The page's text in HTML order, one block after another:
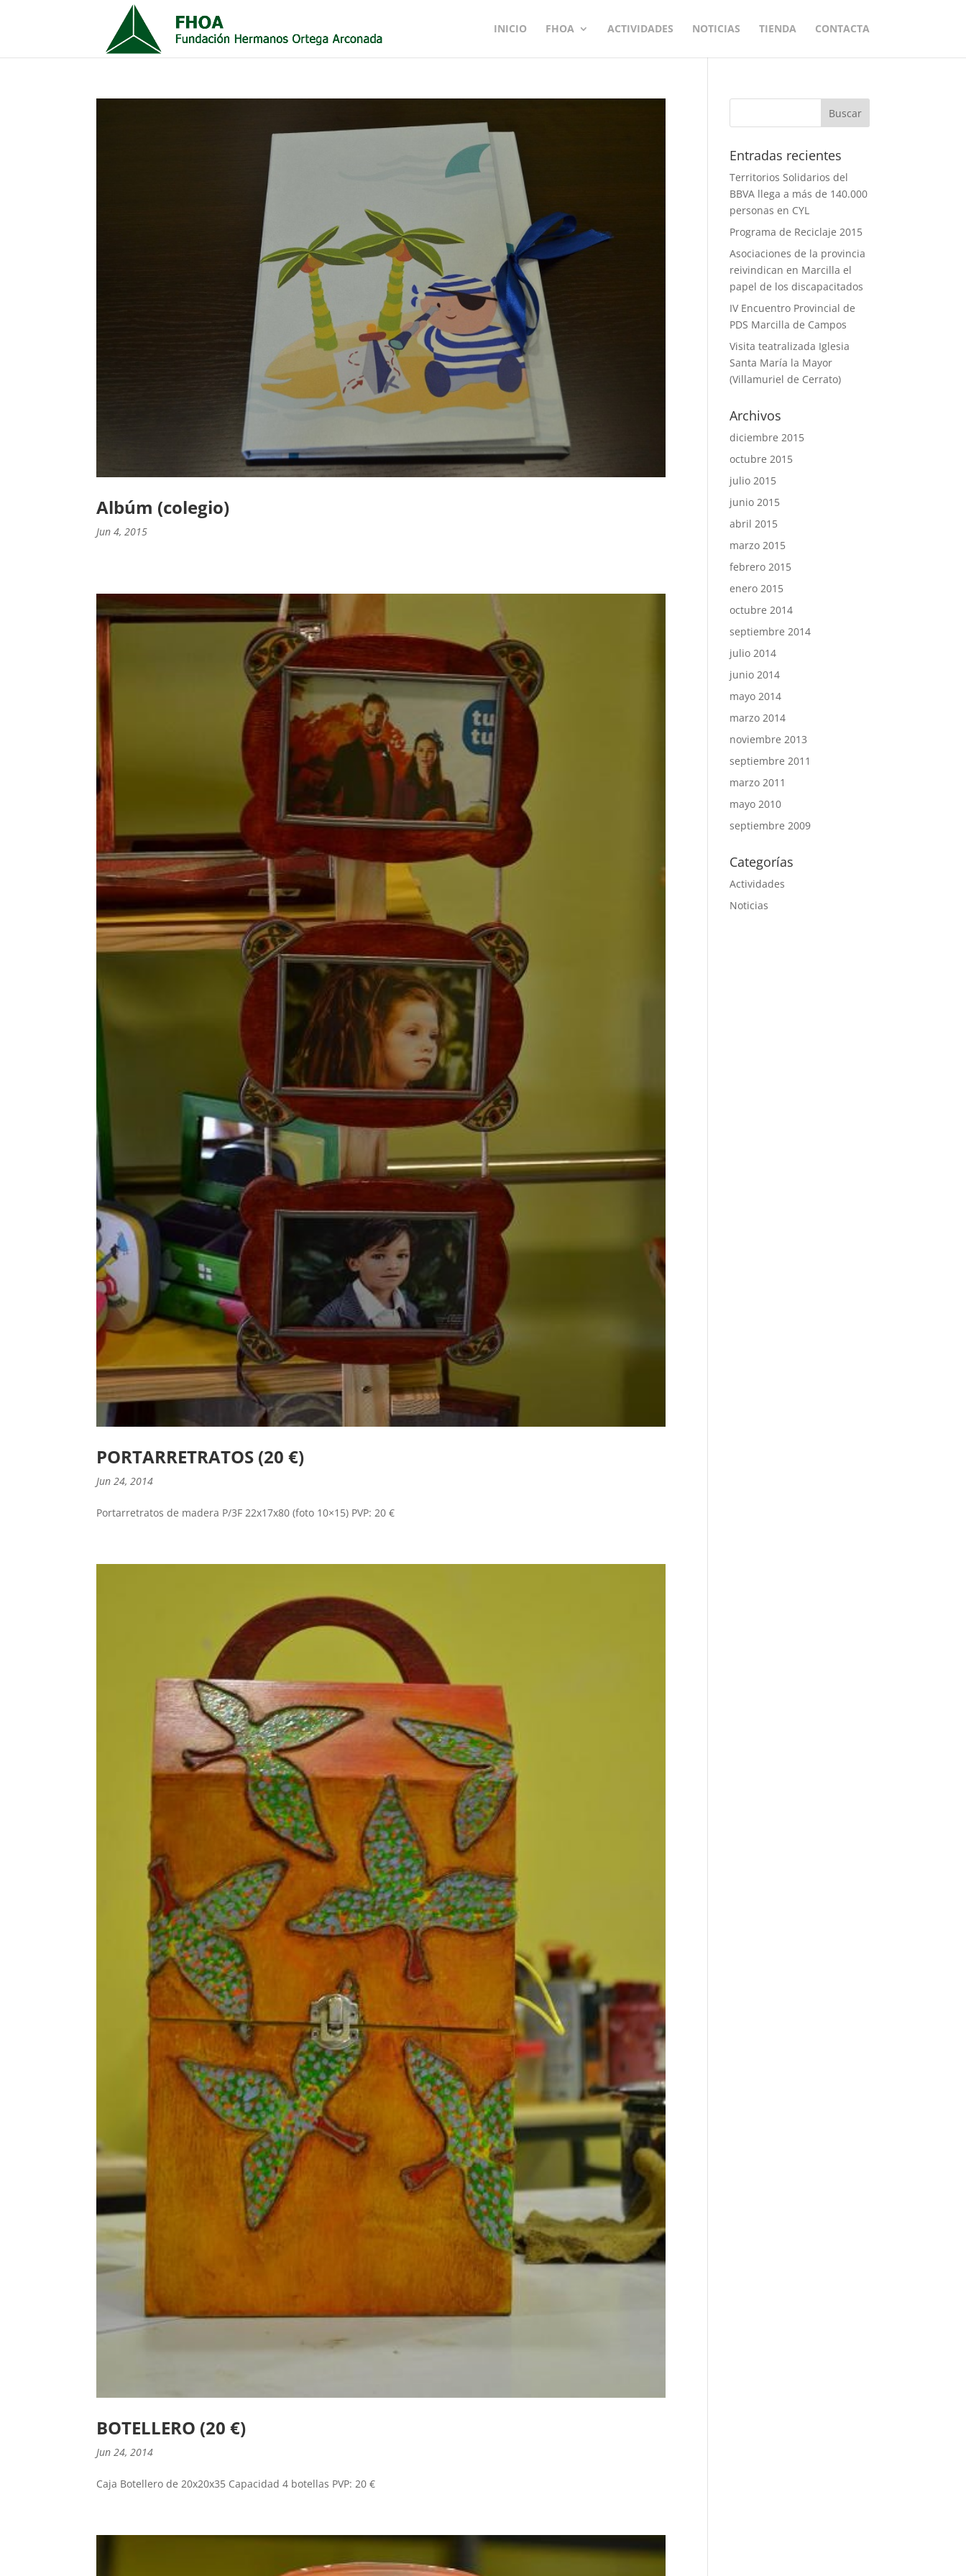
INICIO FHOA ACTIVIDADES NOTICIAS TIENDA CONTACTA
Albúm (colegio)
Jun 4, 2015
PORTARRETRATOS (20 €)
Jun 24, 2014
Portarretratos de madera P/3F 22x17x80 (foto 10×15) PVP: 20 €
BOTELLERO (20 €)
Jun 24, 2014
Caja Botellero de 20x20x35 Capacidad 4 botellas PVP: 20 €
Entradas recientes
Territorios Solidarios del
BBVA llega a más de 140.000
personas en CYL
Programa de Reciclaje 2015
Asociaciones de la provincia
reivindican en Marcilla el
papel de los discapacitados
IV Encuentro Provincial de
PDS Marcilla de Campos
Visita teatralizada Iglesia
Santa María la Mayor
(Villamuriel de Cerrato)
Archivos
diciembre 2015
octubre 2015
julio 2015
junio 2015
abril 2015
marzo 2015
febrero 2015
enero 2015
octubre 2014
septiembre 2014
julio 2014
junio 2014
mayo 2014
marzo 2014
noviembre 2013
septiembre 2011
marzo 2011
mayo 2010
septiembre 2009
Categorías
Actividades
Noticias